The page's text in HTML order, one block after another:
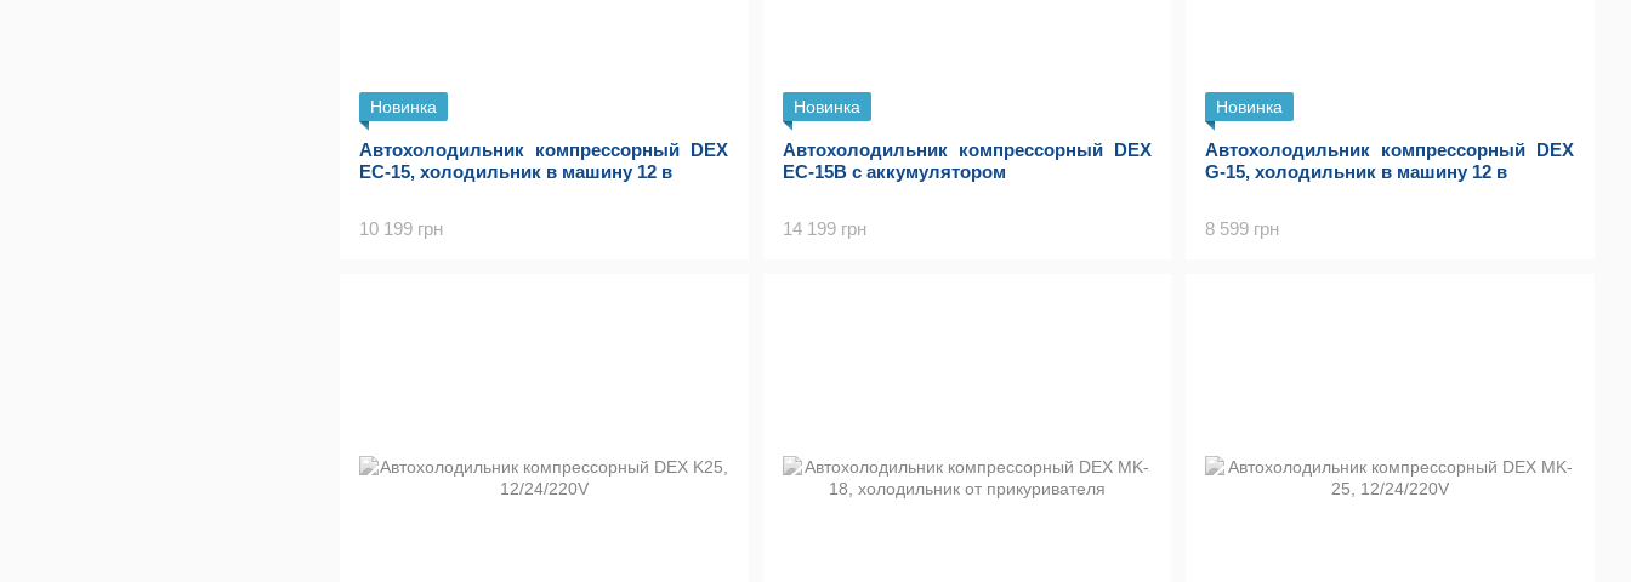
Новинка
Автохолодильник компрессорный DEX
EC-15, холодильник в машину 12 в
10 199 грн
Новинка
Автохолодильник компрессорный DEX
EC-15B с аккумулятором
14 199 грн
Новинка
Автохолодильник компрессорный DEX
G-15, холодильник в машину 12 в
8 599 грн